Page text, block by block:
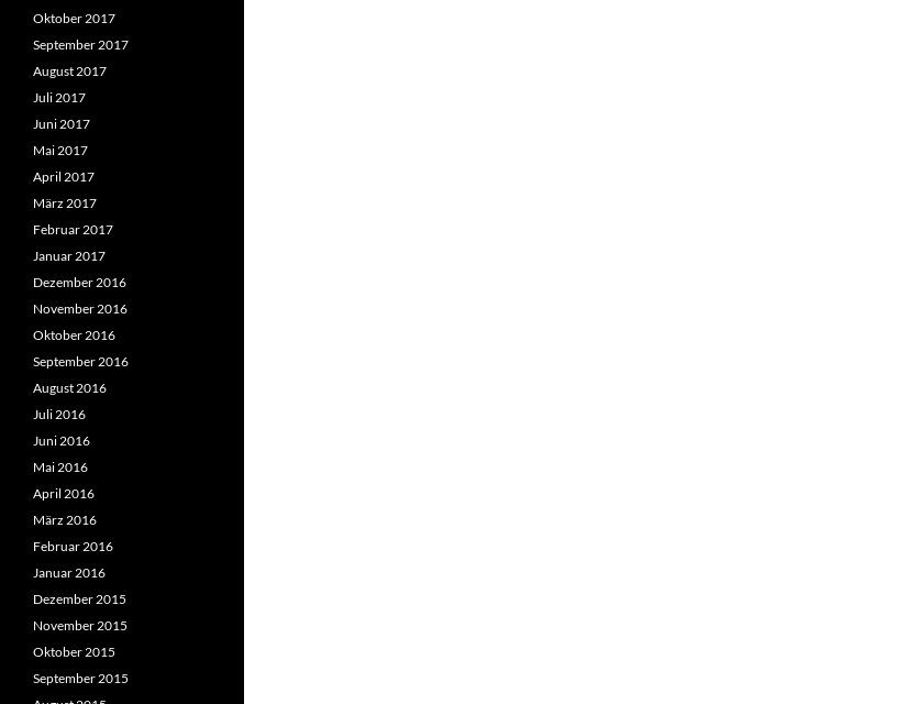
Oktober 2017
September 2017
August 2017
Juli 2017
Juni 2017
Mai 2017
April 2017
März 2017
Februar 2017
Januar 2017
Dezember 2016
November 2016
Oktober 2016
September 2016
August 2016
Juli 2016
Juni 2016
Mai 2016
April 2016
März 2016
Februar 2016
Januar 2016
Dezember 2015
November 2015
Oktober 2015
September 2015